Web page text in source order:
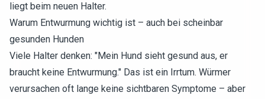
liegt beim neuen Halter.
Warum Entwurmung wichtig ist – auch bei scheinbar
gesunden Hunden
Viele Halter denken: "Mein Hund sieht gesund aus, er
braucht keine Entwurmung." Das ist ein Irrtum. Würmer
verursachen oft lange keine sichtbaren Symptome – aber